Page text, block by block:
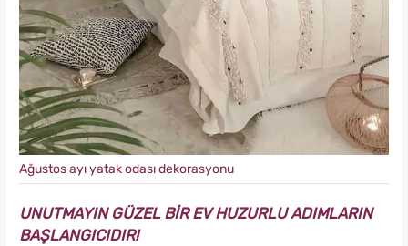
Ağustos ayı yatak odası dekorasyonu
UNUTMAYIN GÜZEL BİR EV HUZURLU ADIMLARIN
BAŞLANGICIDIR!